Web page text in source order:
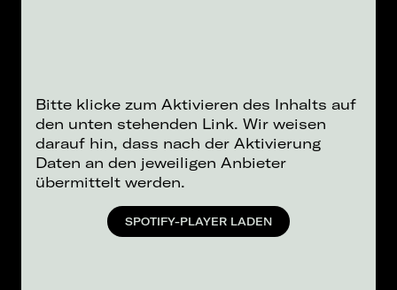
Bitte klicke zum Aktivieren des Inhalts auf
den unten stehenden Link. Wir weisen
darauf hin, dass nach der Aktivierung
Daten an den jeweiligen Anbieter
übermittelt werden.
SPOTIFY-PLAYER LADEN